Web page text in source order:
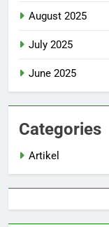
August 2025
July 2025
June 2025
Categories
Artikel